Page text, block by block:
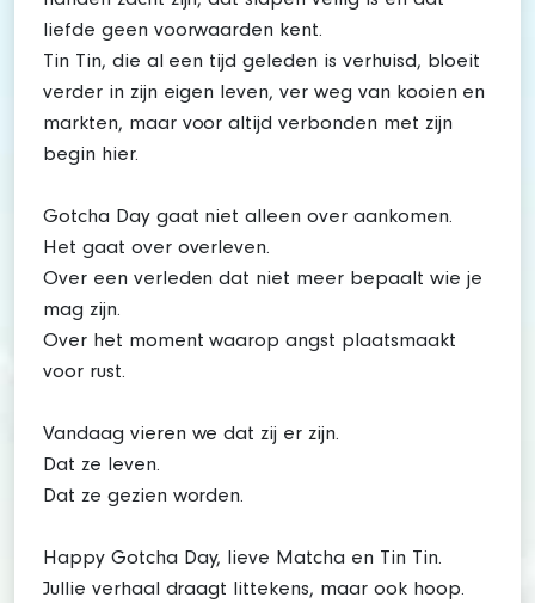
liefde geen voorwaarden kent.
Tin Tin, die al een tijd geleden is verhuisd, bloeit
verder in zijn eigen leven, ver weg van kooien en
markten, maar voor altijd verbonden met zijn
begin hier.
Gotcha Day gaat niet alleen over aankomen.
Het gaat over overleven.
Over een verleden dat niet meer bepaalt wie je
mag zijn.
Over het moment waarop angst plaatsmaakt
voor rust.
Vandaag vieren we dat zij er zijn.
Dat ze leven.
Dat ze gezien worden.
Happy Gotcha Day, lieve Matcha en Tin Tin.
Jullie verhaal draagt littekens, maar ook hoop.